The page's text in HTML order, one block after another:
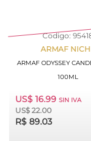
Codigo:
ARMAF
ARMAF ODYSSEY
100ML
US$ 16.99 SIN IVA
US$ 22.00
R$ 89.03